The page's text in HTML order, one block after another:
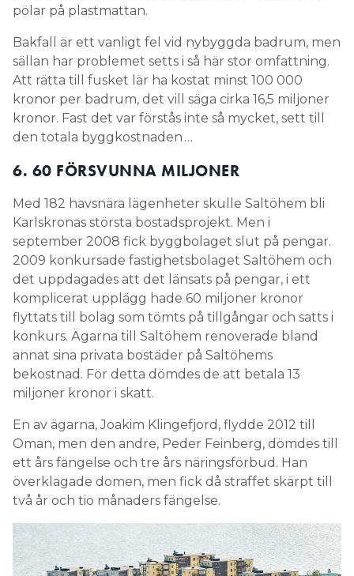
pölar på plastmattan.
Bakfall är ett vanligt fel vid nybyggda badrum, men
sällan har problemet setts i så här stor omfattning.
Att rätta till fusket lär ha kostat minst 100 000
kronor per badrum, det vill säga cirka 16,5 miljoner
kronor. Fast det var förstås inte så mycket, sett till
den totala byggkostnaden …
6. 60 FÖRSVUNNA MILJONER
Med 182 havsnära lägenheter skulle Saltöhem bli
Karlskronas största bostadsprojekt. Men i
september 2008 fick byggbolaget slut på pengar.
2009 konkursade fastighetsbolaget Saltöhem och
det uppdagades att det länsats på pengar, i ett
komplicerat upplägg hade 60 miljoner kronor
flyttats till bolag som tömts på tillgångar och satts i
konkurs. Ägarna till Saltöhem renoverade bland
annat sina privata bostäder på Saltöhems
bekostnad. För detta dömdes de att betala 13
miljoner kronor i skatt.
En av ägarna, Joakim Klingefjord, flydde 2012 till
Oman, men den andre, Peder Feinberg, dömdes till
ett års fängelse och tre års näringsförbud. Han
överklagade domen, men fick då straffet skärpt till
två år och tio månaders fängelse.